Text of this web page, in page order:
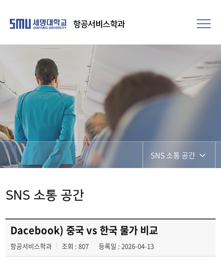
항공서비스학과
SNS 소통 공간
공지사항
동아리
SNS 소통 공간
Dacebook) 중국 vs 한국 물가 비교
항공서비스학과 조회 : 807 등록일 : 2026-04-13